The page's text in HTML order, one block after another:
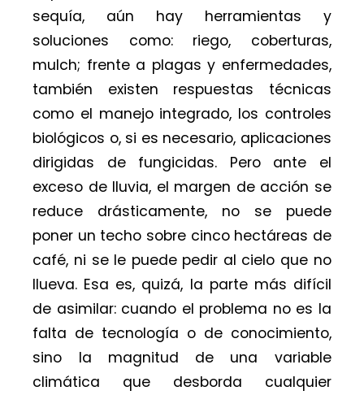
sequía, aún hay herramientas y
soluciones como: riego, coberturas,
mulch; frente a plagas y enfermedades,
también existen respuestas técnicas
como el manejo integrado, los controles
biológicos o, si es necesario, aplicaciones
dirigidas de fungicidas. Pero ante el
exceso de lluvia, el margen de acción se
reduce drásticamente, no se puede
poner un techo sobre cinco hectáreas de
café, ni se le puede pedir al cielo que no
llueva. Esa es, quizá, la parte más difícil
de asimilar: cuando el problema no es la
falta de tecnología o de conocimiento,
sino la magnitud de una variable
climática que desborda cualquier